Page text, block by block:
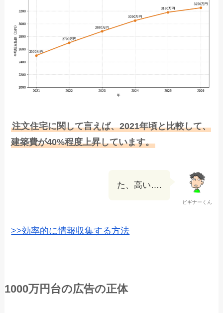
注文住宅に関して言えば、2021年頃と比較して、
建築費が40%程度上昇しています。
ビギナーくん
た、高い….
>>効率的に情報収集する方法
1000万円台の広告の正体